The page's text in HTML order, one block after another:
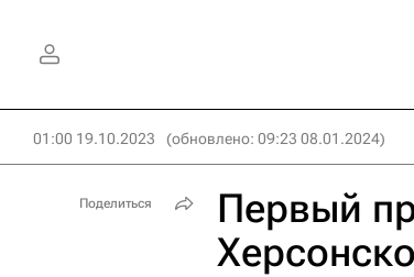
01:00 19.10.2023 (обновлено: 09:23 08.01.2024)
Первый
Поделиться